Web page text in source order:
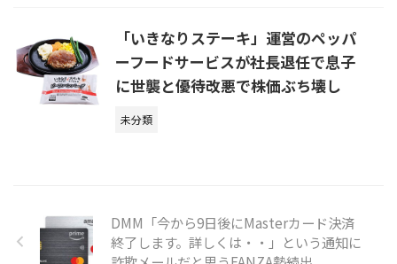
「いきなりステーキ」運営のペッパ
ーフードサービスが社長退任で息子
に世襲と優待改悪で株価ぶち壊し
未分類
DMM「今から9日後にMasterカード決済
終了します。詳しくは・・」という通知に